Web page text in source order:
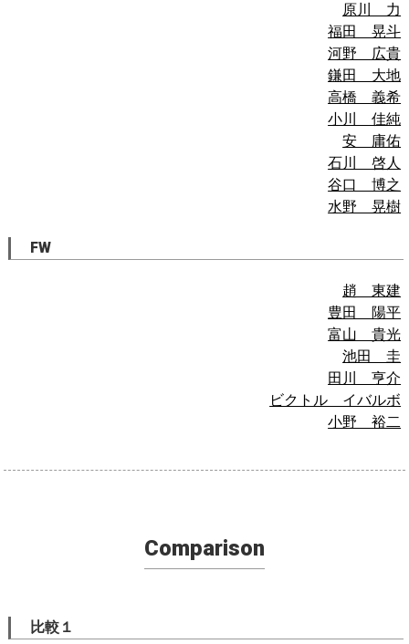
原川 力
福田 晃斗
河野 広貴
鎌田 大地
高橋 義希
小川 佳純
安 庸佑
石川 啓人
谷口 博之
水野 晃樹
FW
趙 東建
豊田 陽平
富山 貴光
池田 圭
田川 亨介
ビクトル イバルボ
小野 裕二
Comparison
比較１